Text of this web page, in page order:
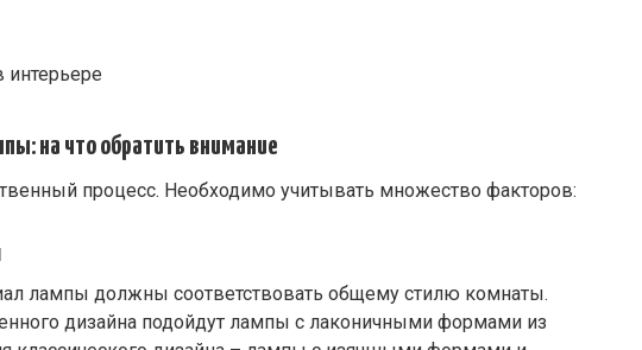
на что обратить внимание
процесс. Необходимо учитывать множество факторов:
лампы должны соответствовать общему стилю комнаты.
дизайна подойдут лампы с лаконичными формами из